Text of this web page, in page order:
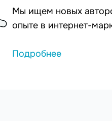
Мы ищем новых
опыте в интернет-
Подробнее